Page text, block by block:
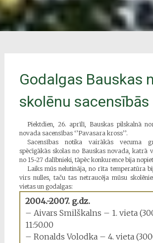
Godalgas Bauskas
skolēnu sacensībās
Piektdien, 26. aprīlī, Bauskas pilskalnā
novada sacensības ‘’Pavasara kross’’.
Sacensības notika vairākās vecuma
spēcīgākās skolas no Bauskas novada, katrā
no 15-27 dalībnieki, tāpēc konkurence bija
Laiks mūs nelutināja, no rīta temperatūra
virs nulles, taču tas netraucēja mūsu
vietas un godalgas:
2004.-2007. g.dz.
– Aivars Smilškalns – 1. vieta
11:50.00
– Ronalds Volodka – 4. vieta